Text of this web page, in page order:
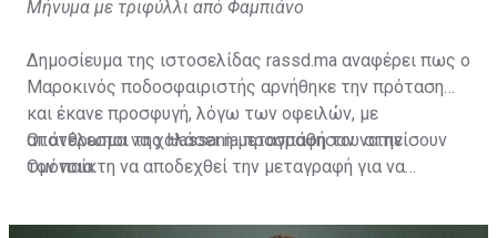
Μήνυμα με τριφύλλι από Φαμπιάνο
Δημοσίευμα της ιστοσελίδας rassd.ma αναφέρει πως ο
Μαροκινός ποδοσφαιριστής αρνήθηκε την πρόταση
και έκανε προσφυγή, λόγω των οφειλών, με
αποτέλεσμα να χαλάσει η μεταγραφή του στην
Ομόνοια.
Οι άνθρωποι της Hassania προσπάθησαν να πείσουν
τον παίκτη να αποδεχθεί την μεταγραφή για να